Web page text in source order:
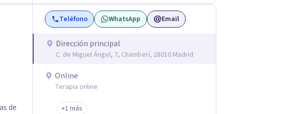
de
Teléfono WhatsApp Email
Dirección principal
C. de Miguel Ángel, 7, Chamberí, 28010 Madrid
Online
Terapia online
+1 más